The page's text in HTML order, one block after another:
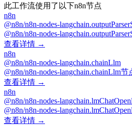
此工作流使用了以下n8n节点
n8n
@n8n/n8n-nodes-
@n8n/n8n-nodes-
查看详情 →
n8n
@n8n/n8n-nodes-langchain.chainLlm
@n8n/n8n-nodes-langchain.chainLlm节
查看详情 →
n8n
@n8n/n8n-nodes-
@n8n/n8n-nodes-
查看详情 →